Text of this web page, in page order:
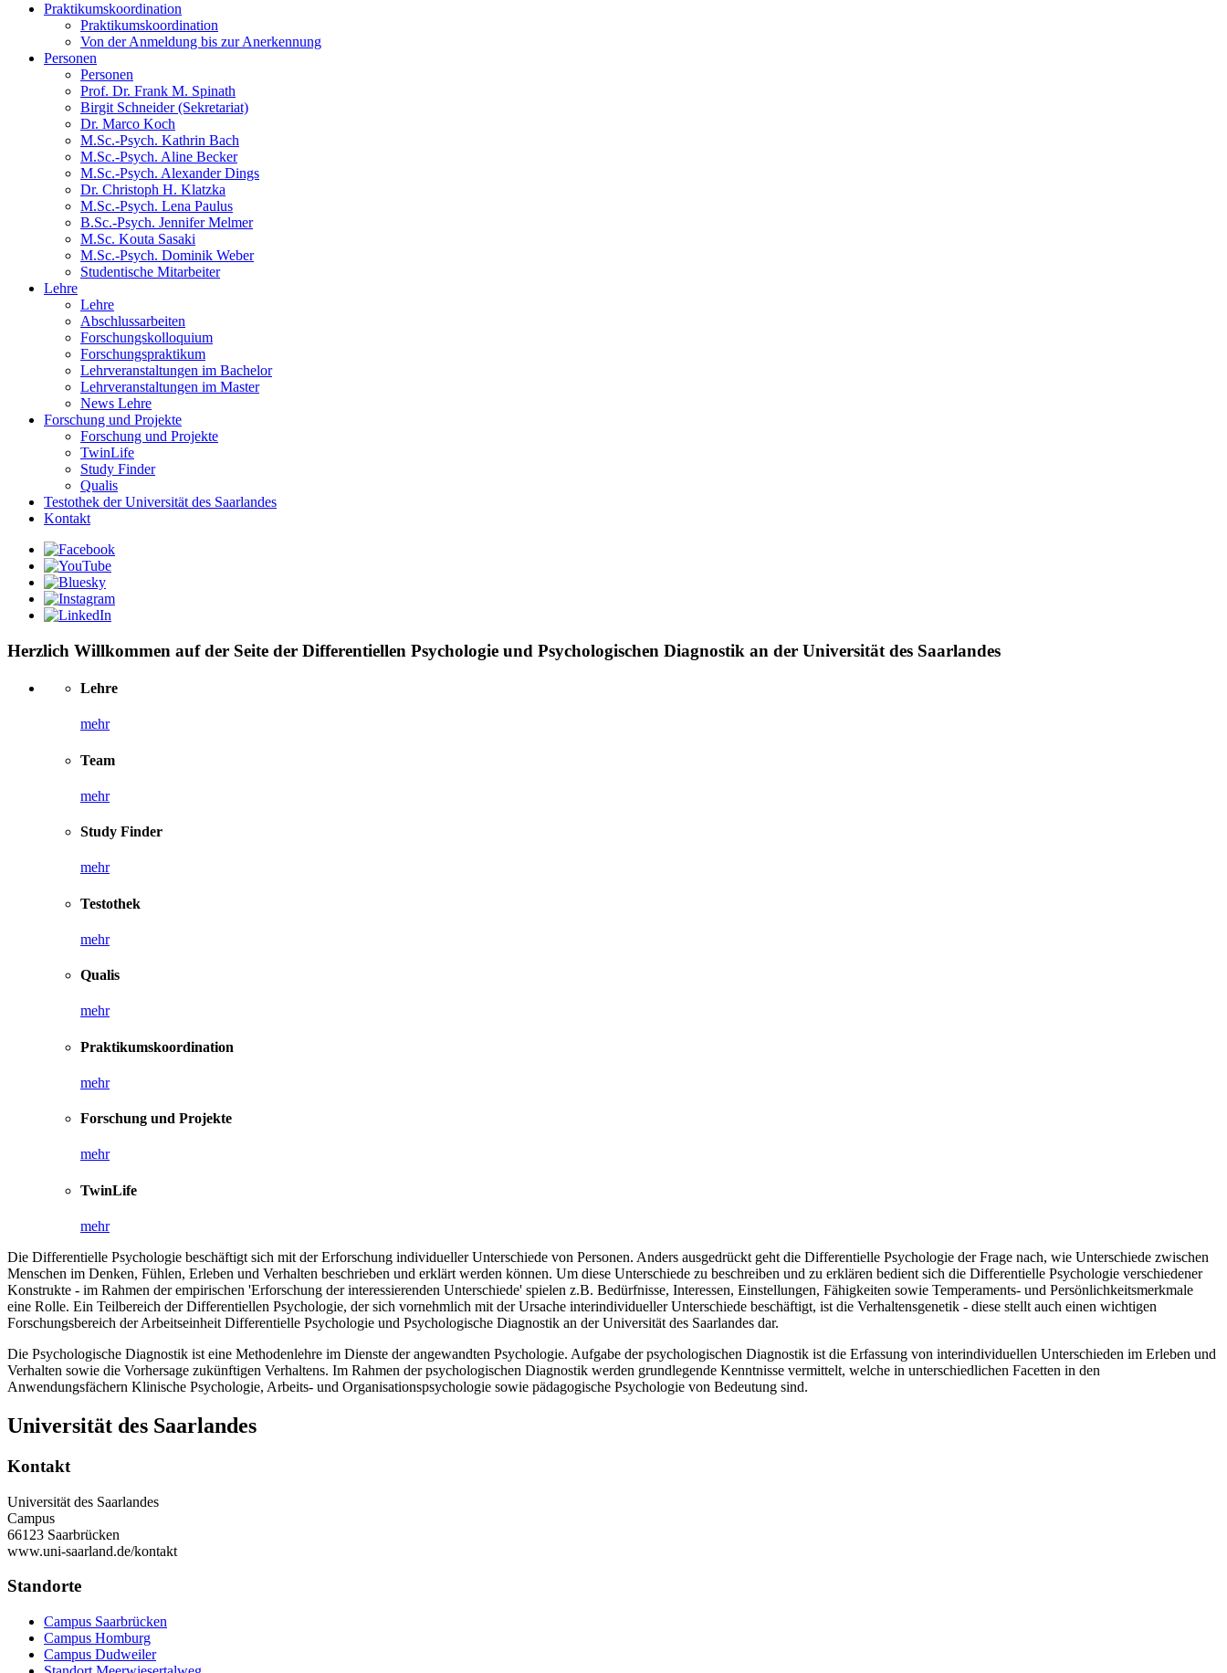
Praktikumskoordination
Praktikumskoordination
Von der Anmeldung bis zur Anerkennung
Personen
Personen
Prof. Dr. Frank M. Spinath
Birgit Schneider (Sekretariat)
Dr. Marco Koch
M.Sc.-Psych. Kathrin Bach
M.Sc.-Psych. Aline Becker
M.Sc.-Psych. Alexander Dings
Dr. Christoph H. Klatzka
M.Sc.-Psych. Lena Paulus
B.Sc.-Psych. Jennifer Melmer
M.Sc. Kouta Sasaki
M.Sc.-Psych. Dominik Weber
Studentische Mitarbeiter
Lehre
Lehre
Abschlussarbeiten
Forschungskolloquium
Forschungspraktikum
Lehrveranstaltungen im Bachelor
Lehrveranstaltungen im Master
News Lehre
Forschung und Projekte
Forschung und Projekte
TwinLife
Study Finder
Qualis
Testothek der Universität des Saarlandes
Kontakt
Herzlich Willkommen auf der Seite der Differentiellen Psychologie und Psychologischen Diagnostik an der Universität des Saarlandes
Lehre
mehr
Team
mehr
Study Finder
mehr
Testothek
mehr
Qualis
mehr
Praktikumskoordination
mehr
Forschung und Projekte
mehr
TwinLife
mehr
Die Differentielle Psychologie beschäftigt sich mit der Erforschung individueller Unterschiede von Personen. Anders ausgedrückt geht die Differentielle Psychologie der Frage nach, wie Unterschiede zwischen
Menschen im Denken, Fühlen, Erleben und Verhalten beschrieben und erklärt werden können. Um diese Unterschiede zu beschreiben und zu erklären bedient sich die Differentielle Psychologie verschiedener
Konstrukte - im Rahmen der empirischen 'Erforschung der interessierenden Unterschiede' spielen z.B. Bedürfnisse, Interessen, Einstellungen, Fähigkeiten sowie Temperaments- und Persönlichkeitsmerkmale
eine Rolle. Ein Teilbereich der Differentiellen Psychologie, der sich vornehmlich mit der Ursache interindividueller Unterschiede beschäftigt, ist die Verhaltensgenetik - diese stellt auch einen wichtigen
Forschungsbereich der Arbeitseinheit Differentielle Psychologie und Psychologische Diagnostik an der Universität des Saarlandes dar.
Die Psychologische Diagnostik ist eine Methodenlehre im Dienste der angewandten Psychologie. Aufgabe der psychologischen Diagnostik ist die Erfassung von interindividuellen Unterschieden im Erleben und
Verhalten sowie die Vorhersage zukünftigen Verhaltens. Im Rahmen der psychologischen Diagnostik werden grundlegende Kenntnisse vermittelt, welche in unterschiedlichen Facetten in den
Anwendungsfächern Klinische Psychologie, Arbeits- und Organisationspsychologie sowie pädagogische Psychologie von Bedeutung sind.
Universität des Saarlandes
Kontakt
Universität des Saarlandes
Campus
66123 Saarbrücken
www.uni-saarland.de/kontakt
Standorte
Campus Saarbrücken
Campus Homburg
Campus Dudweiler